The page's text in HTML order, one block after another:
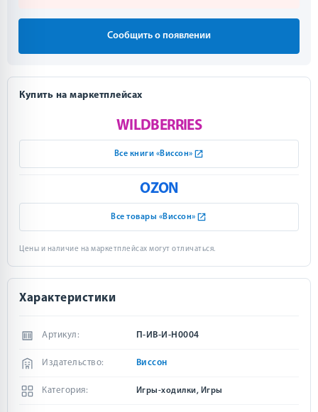
Сообщить о появлении
Купить на маркетплейсах
WILDBERRIES
Все книги «Виссон»
OZON
Все товары «Виссон»
Цены и наличие на маркетплейсах могут отличаться.
Характеристики
Артикул: П-ИВ-И-Н0004
Издательство: Виссон
Категория: Игры-ходилки, Игры